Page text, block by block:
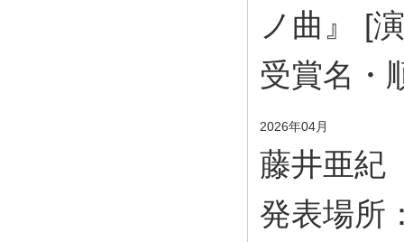
ノ曲』 [
受賞名・
2026年04月
藤井亜紀
発表場所